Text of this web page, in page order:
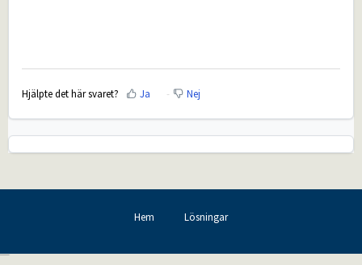
Hjälpte det här svaret? Ja Nej
Hem Lösningar